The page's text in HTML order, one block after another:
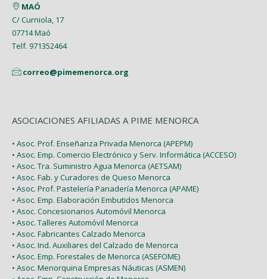
Febrero (6)
Enero (2)
MAÓ
C/ Curniola, 17
07714 Maó
Telf. 971352464
correo@pimemenorca.org
ASOCIACIONES AFILIADAS A PIME MENORCA
• Asoc. Prof. Enseñanza Privada Menorca (APEPM)
• Asoc. Emp. Comercio Electrónico y Serv. Informática (ACCESO)
• Asoc. Tra. Suministro Agua Menorca (AETSAM)
• Asoc. Fab. y Curadores de Queso Menorca
• Asoc. Prof. Pastelería Panadería Menorca (APAME)
• Asoc. Emp. Elaboración Embutidos Menorca
• Asoc. Concesionarios Automóvil Menorca
• Asoc. Talleres Automóvil Menorca
• Asoc. Fabricantes Calzado Menorca
• Asoc. Ind. Auxiliares del Calzado de Menorca
• Asoc. Emp. Forestales de Menorca (ASEFOME)
• Asoc. Menorquina Empresas Náuticas (ASMEN)